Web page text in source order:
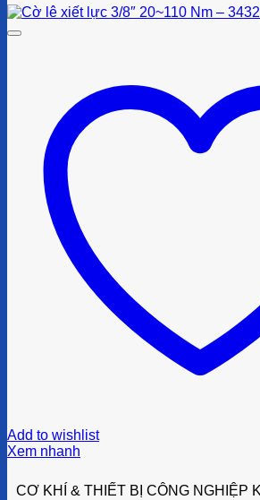
Add to wishlist
Xem nhanh
CƠ KHÍ & THIẾT BỊ CÔNG NGHIỆP